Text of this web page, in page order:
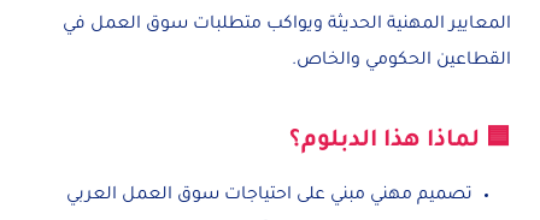
المعايير المهنية الحديثة ويواكب متطلبات سوق العمل في
القطاعين الحكومي والخاص.
🟦 لماذا هذا الدبلوم؟
تصميم مهني مبني على احتياجات سوق العمل العربي